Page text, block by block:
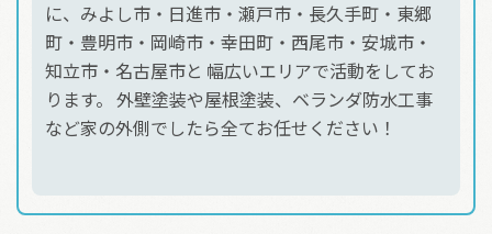
に、みよし市・日進市・瀬戸市・長久手町・東郷
町・豊明市・岡崎市・幸田町・西尾市・安城市・
知立市・名古屋市と 幅広いエリアで活動をしてお
ります。 外壁塗装や屋根塗装、ベランダ防水工事
など家の外側でしたら全てお任せください！